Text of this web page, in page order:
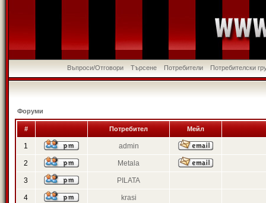
Въпроси/Отговори Търсене Потребители Потребителски
Форуми
# Потребител Мейл
1 admin
2 Metala
3 PILATA
4 krasi